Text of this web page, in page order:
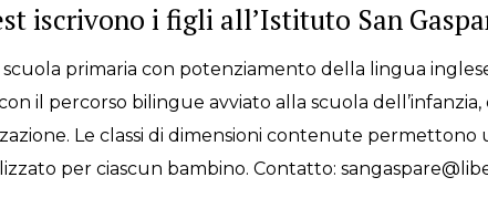
iscrivono i figli all’Istituto San
primaria con potenziamento della lingua
il percorso bilingue avviato alla scuola
Le classi di dimensioni contenute permettono
per ciascun bambino. Contatto: